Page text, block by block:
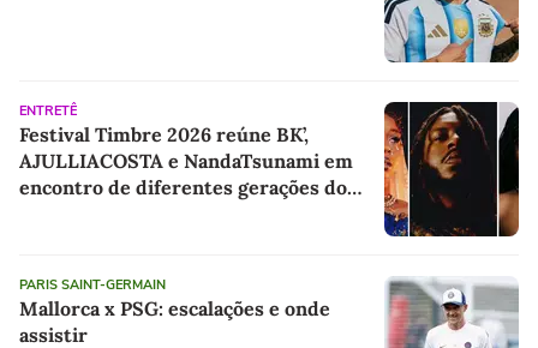
ENTRETÊ
Festival Timbre 2026 reúne BK’,
AJULLIACOSTA e NandaTsunami em
encontro de diferentes gerações do
PARIS SAINT-GERMAIN
Mallorca x PSG: escalações e onde
assistir